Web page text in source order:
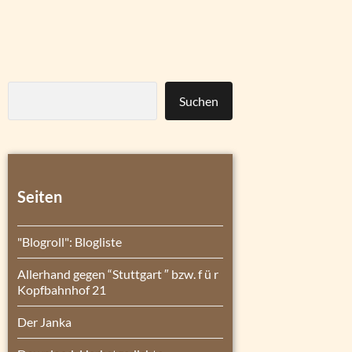
Suchen
Seiten
"Blogroll": Blogliste
Allerhand gegen “Stuttgart ″ bzw. f ü r
Kopfbahnhof 21
Der Janka